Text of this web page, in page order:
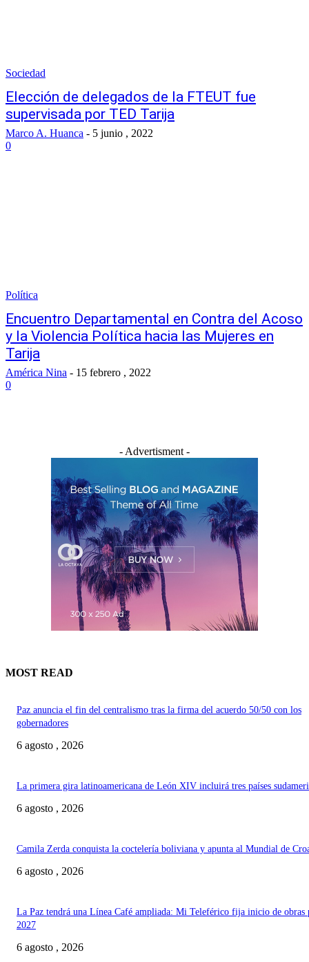
Sociedad
Elección de delegados de la FTEUT fue
supervisada por TED Tarija
Marco A. Huanca - 5 junio , 2022
0
Política
Encuentro Departamental en Contra del Acoso
y la Violencia Política hacia las Mujeres en
Tarija
América Nina - 15 febrero , 2022
0
- Advertisment -
MOST READ
Paz anuncia el fin del centralismo tras la firma del acuerdo 50/50 con los
gobernadores
6 agosto , 2026
La primera gira latinoamericana de León XIV incluirá tres países
6 agosto , 2026
Camila Zerda conquista la coctelería boliviana y apunta al Mundial de
6 agosto , 2026
La Paz tendrá una Línea Café ampliada: Mi Teleférico fija inicio de obras
2027
6 agosto , 2026